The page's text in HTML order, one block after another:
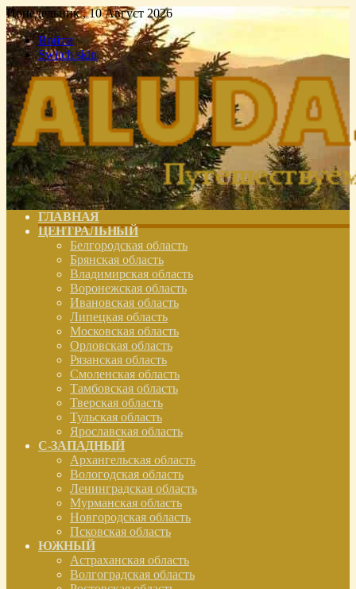
Понедельник , 10 Август 2026
Войти
Switch skin
ГЛАВНАЯ
ЦЕНТРАЛЬНЫЙ
Белгородская область
Брянская область
Владимирская область
Воронежская область
Ивановская область
Липецкая область
Московская область
Орловская область
Рязанская область
Смоленская область
Тамбовская область
Тверская область
Тульская область
Ярославская область
С-ЗАПАДНЫЙ
Архангельская область
Вологодская область
Ленинградская область
Мурманская область
Новгородская область
Псковская область
ЮЖНЫЙ
Астраханская область
Волгоградская область